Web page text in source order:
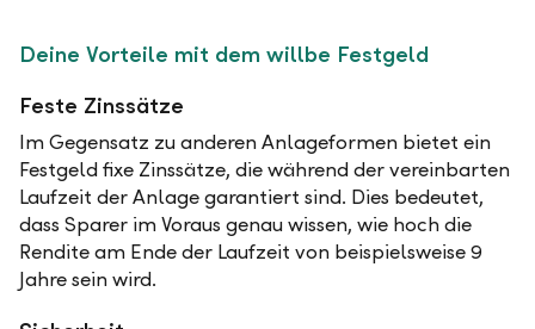
Deine Vorteile mit dem willbe Festgeld
Feste Zinssätze
Im Gegensatz zu anderen Anlageformen bietet ein
Festgeld fixe Zinssätze, die während der vereinbarten
Laufzeit der Anlage garantiert sind. Dies bedeutet,
dass Sparer im Voraus genau wissen, wie hoch die
Rendite am Ende der Laufzeit von beispielsweise 9
Jahre sein wird.